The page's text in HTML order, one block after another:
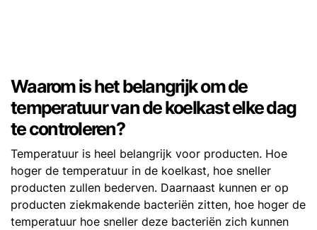
Waarom is het belangrijk om de
temperatuur van de koelkast elke dag
te controleren?
Temperatuur is heel belangrijk voor producten. Hoe
hoger de temperatuur in de koelkast, hoe sneller
producten zullen bederven. Daarnaast kunnen er op
producten ziekmakende bacteriën zitten, hoe hoger de
temperatuur hoe sneller deze bacteriën zich kunnen